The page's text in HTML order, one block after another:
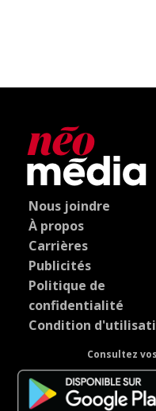
Nous joindre
À propos
Carrières
Publicités
Politique de
confidentialité
Condition
Consultez